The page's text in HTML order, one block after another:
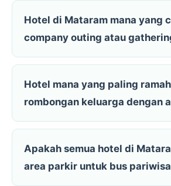
Hotel di Mataram mana yang
company outing atau
Hotel mana yang paling
rombongan keluarga dengan
Apakah semua hotel di
area parkir untuk bus